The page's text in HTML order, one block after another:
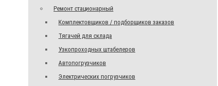
Ремонт стационарный
Комплектовщиков / подборщиков заказов
Тягачей для склада
Узкопроходных штабелеров
Автопогрузчиков
Электрических погрузчиков